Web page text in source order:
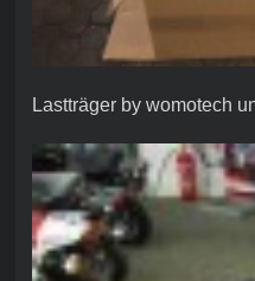
Lastträger by womotech